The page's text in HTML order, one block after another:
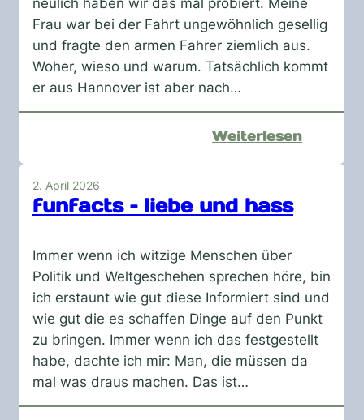
neulich haben wir das mal probiert. Meine
Frau war bei der Fahrt ungewöhnlich gesellig
und fragte den armen Fahrer ziemlich aus.
Woher, wieso und warum. Tatsächlich kommt
er aus Hannover ist aber nach…
Weiterlesen:
Uber-
2. April 2026
funfacts – liebe und hass
Immer wenn ich witzige Menschen über
Politik und Weltgeschehen sprechen höre, bin
ich erstaunt wie gut diese Informiert sind und
wie gut die es schaffen Dinge auf den Punkt
zu bringen. Immer wenn ich das festgestellt
habe, dachte ich mir: Man, die müssen da
mal was draus machen. Das ist…